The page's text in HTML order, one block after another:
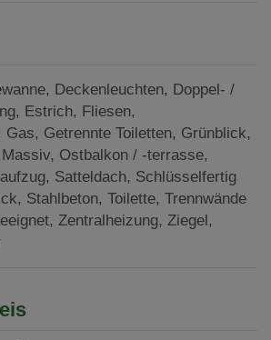
Deckenleuchten Doppel- /
Estrich Fliesen
Gas Getrennte Toiletten Grünblick
Massiv Ostbalkon / -terrasse
Satteldach Schlüsselfertig
Stahlbeton Toilette Trennwände
Zentralheizung Ziegel